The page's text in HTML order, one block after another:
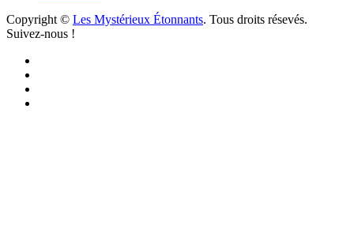
Copyright © Les Mystérieux Étonnants. Tous droits résevés.
Suivez-nous !